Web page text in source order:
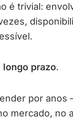
é trivial:
longo prazo.
por anos
mercado, no